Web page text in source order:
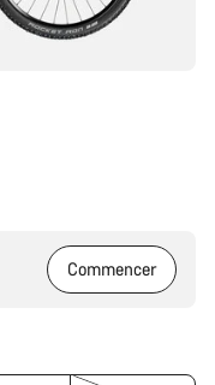
Commencer